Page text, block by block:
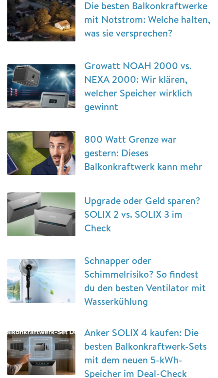
Die besten Balkonkraftwerke
mit Notstrom: Welche halten,
was sie versprechen?
Growatt NOAH 2000 vs.
NEXA 2000: Wir klären,
welcher Speicher wirklich
gewinnt
800 Watt Grenze war
gestern: Dieses
Balkonkraftwerk kann mehr
Upgrade oder Geld sparen?
SOLIX 2 vs. SOLIX 3 im
Check
Schnapper oder
Schimmelrisiko? So findest
du den besten Ventilator mit
Wasserkühlung
Anker SOLIX 4 kaufen: Die
besten Balkonkraftwerk-Sets
mit dem neuen 5-kWh-
Speicher im Deal-Check